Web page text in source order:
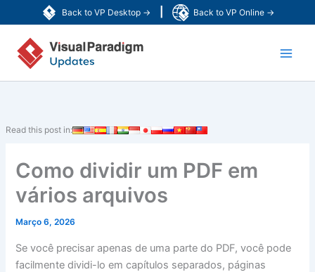
Back to VP Desktop → Back to VP Online →
to
content
Read this post in:
Como dividir um PDF em
vários arquivos
Março 6, 2026
Se você precisar apenas de uma parte do PDF, você pode
facilmente dividi-lo em capítulos separados, páginas